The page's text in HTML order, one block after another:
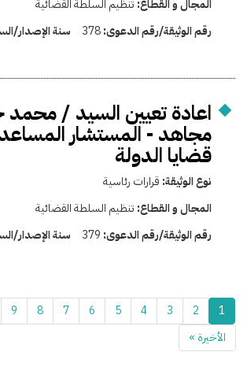
المجال و القطاع: تنظيم السلطة القضائية
رقم الوثيقة/رقم الدعوى:378 سنة الإصدار/
اعادة تعيين السيد /
مجاهد - المستشار
قضايا الدولة
نوع الوثيقة: قرارات رئاسية
المجال و القطاع: تنظيم السلطة القضائية
رقم الوثيقة/رقم الدعوى: 379 سنة الإصدار/
1
2
3
4
5
6
7
8
9
الأخيرة »